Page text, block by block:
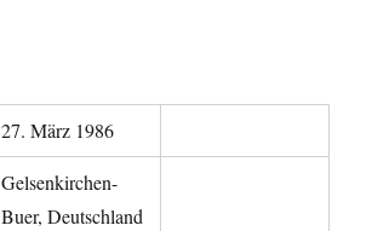
27. März 1986
Gelsenkirchen-
Buer, Deutschland